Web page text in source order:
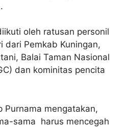
oleh ratusan personil
dari Pemkab Kuningan,
Balai Taman Nasional
dan kominitas pencita
Purnama mengatakan,
sama harus mencegah